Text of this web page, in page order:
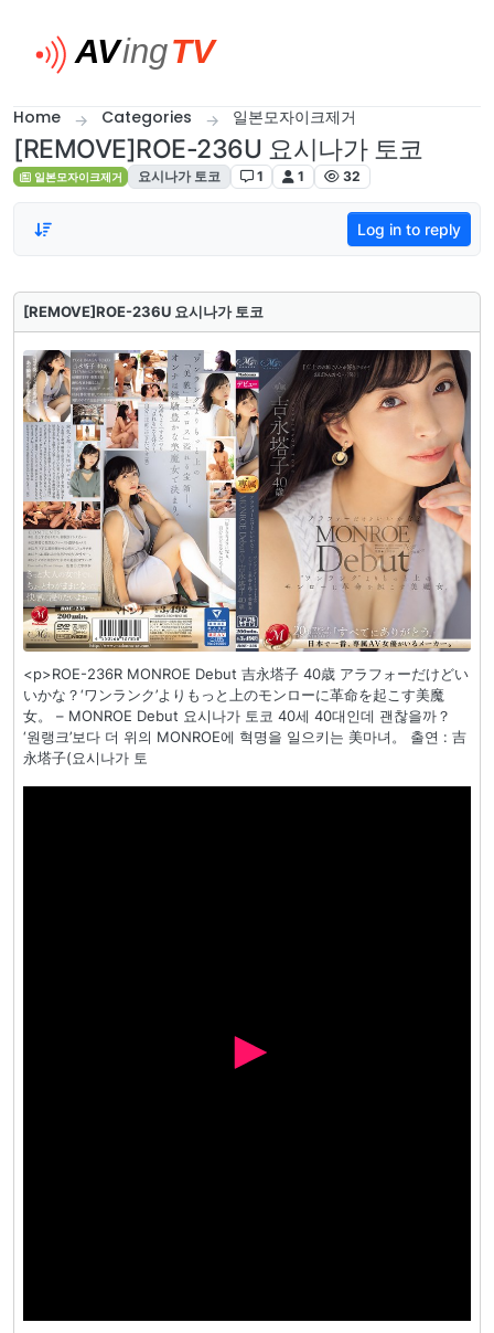
Home Categories 일본모자이크제거
[REMOVE]ROE-236U 요시나가 토코
일본모자이크제거 요시나가 토코 1 1 32
Log in to reply
[REMOVE]ROE-236U 요시나가 토코
<p>ROE-236R MONROE Debut 吉永塔子 40歳 アラフォーだけどい
いかな？‘ワンランク’よりもっと上のモンローに革命を起こす美魔
女。 – MONROE Debut 요시나가 토코 40세 40대인데 괜찮을까？
‘원랭크’보다 더 위의 MONROE에 혁명을 일으키는 美마녀。 출연 : 吉
永塔子(요시나가 토